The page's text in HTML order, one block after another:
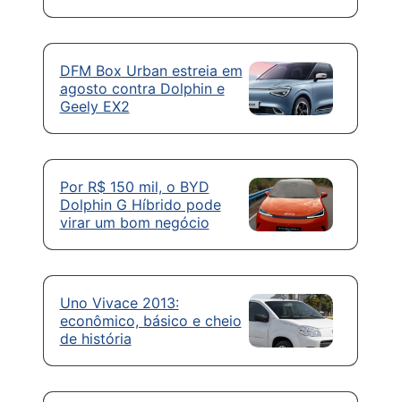
DFM Box Urban estreia em
agosto contra Dolphin e
Geely EX2
Por R$ 150 mil, o BYD
Dolphin G Híbrido pode
virar um bom negócio
Uno Vivace 2013:
econômico, básico e cheio
de história